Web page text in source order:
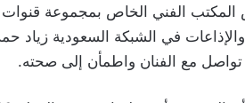
في الشبكة السعودية زياد
تواصل مع الفنان واطمأن إلى صحته.